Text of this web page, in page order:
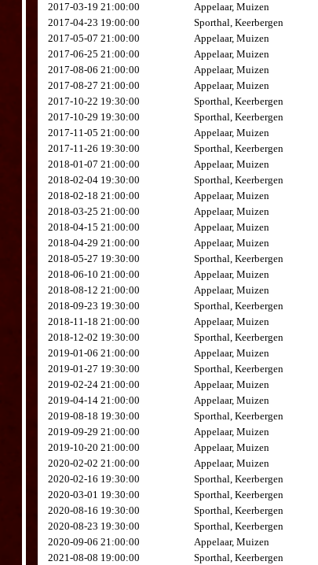
2017-03-19 21:00:00
Appelaar, Muizen
2017-04-23 19:00:00
Sporthal, Keerbergen
2017-05-07 21:00:00
Appelaar, Muizen
2017-06-25 21:00:00
Appelaar, Muizen
2017-08-06 21:00:00
Appelaar, Muizen
2017-08-27 21:00:00
Appelaar, Muizen
2017-10-22 19:30:00
Sporthal, Keerbergen
2017-10-29 19:30:00
Sporthal, Keerbergen
2017-11-05 21:00:00
Appelaar, Muizen
2017-11-26 19:30:00
Sporthal, Keerbergen
2018-01-07 21:00:00
Appelaar, Muizen
2018-02-04 19:30:00
Sporthal, Keerbergen
2018-02-18 21:00:00
Appelaar, Muizen
2018-03-25 21:00:00
Appelaar, Muizen
2018-04-15 21:00:00
Appelaar, Muizen
2018-04-29 21:00:00
Appelaar, Muizen
2018-05-27 19:30:00
Sporthal, Keerbergen
2018-06-10 21:00:00
Appelaar, Muizen
2018-08-12 21:00:00
Appelaar, Muizen
2018-09-23 19:30:00
Sporthal, Keerbergen
2018-11-18 21:00:00
Appelaar, Muizen
2018-12-02 19:30:00
Sporthal, Keerbergen
2019-01-06 21:00:00
Appelaar, Muizen
2019-01-27 19:30:00
Sporthal, Keerbergen
2019-02-24 21:00:00
Appelaar, Muizen
2019-04-14 21:00:00
Appelaar, Muizen
2019-08-18 19:30:00
Sporthal, Keerbergen
2019-09-29 21:00:00
Appelaar, Muizen
2019-10-20 21:00:00
Appelaar, Muizen
2020-02-02 21:00:00
Appelaar, Muizen
2020-02-16 19:30:00
Sporthal, Keerbergen
2020-03-01 19:30:00
Sporthal, Keerbergen
2020-08-16 19:30:00
Sporthal, Keerbergen
2020-08-23 19:30:00
Sporthal, Keerbergen
2020-09-06 21:00:00
Appelaar, Muizen
2021-08-08 19:00:00
Sporthal, Keerbergen